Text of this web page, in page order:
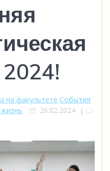
на факультете События
26.02.2024|